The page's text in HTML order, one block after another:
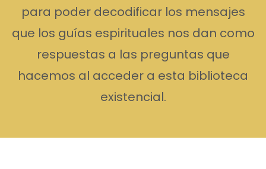
para poder decodificar los mensajes
que los guías espirituales nos dan como
respuestas a las preguntas que
hacemos al acceder a esta biblioteca
existencial.